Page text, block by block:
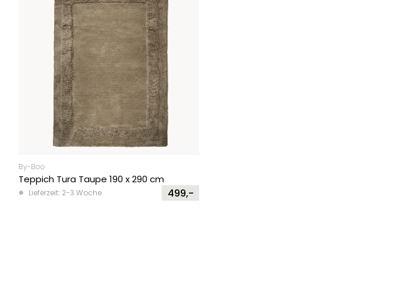
By-Boo
Teppich Tura Taupe 190 x 290 cm
Lieferzeit: 2-3 Woche 499,-